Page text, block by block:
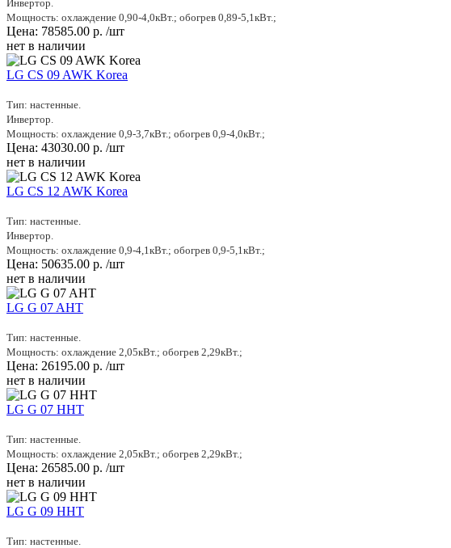
Инвертор.
Мощность: охлаждение 0,90-4,0кВт.; обогрев 0,89-5,1кВт.;
Цена: 78585.00 р. /шт
нет в наличии
LG CS 09 AWK Korea
Тип: настенные.
Инвертор.
Мощность: охлаждение 0,9-3,7кВт.; обогрев 0,9-4,0кВт.;
Цена: 43030.00 р. /шт
нет в наличии
LG CS 12 AWK Korea
Тип: настенные.
Инвертор.
Мощность: охлаждение 0,9-4,1кВт.; обогрев 0,9-5,1кВт.;
Цена: 50635.00 р. /шт
нет в наличии
LG G 07 AHT
Тип: настенные.
Мощность: охлаждение 2,05кВт.; обогрев 2,29кВт.;
Цена: 26195.00 р. /шт
нет в наличии
LG G 07 HHT
Тип: настенные.
Мощность: охлаждение 2,05кВт.; обогрев 2,29кВт.;
Цена: 26585.00 р. /шт
нет в наличии
LG G 09 HHT
Тип: настенные.